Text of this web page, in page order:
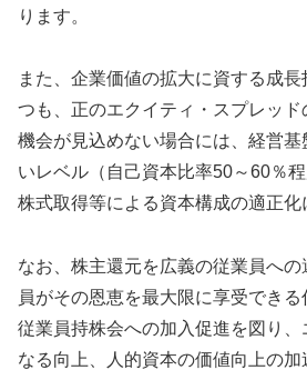
ります。
また、企業価値の拡大に資する成
つも、正のエクイティ・スプレッ
機会が見込めない場合には、経営
いレベル（自己資本比率50～60％
株式取得等による資本構成の適正化
なお、株主還元を広義の従業員へ
員がその恩恵を最大限に享受でき
従業員持株会への加入促進を図り
なる向上、人的資本の価値向上の加